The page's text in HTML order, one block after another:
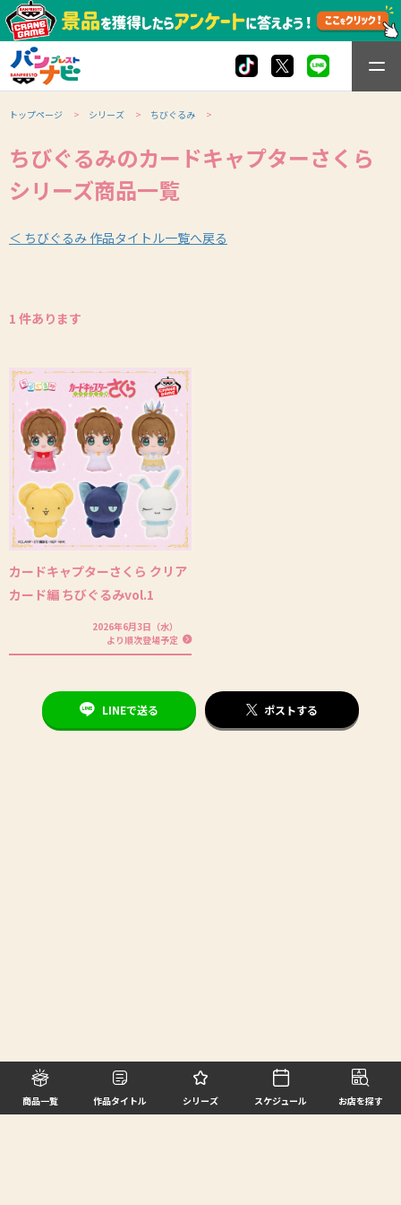
商品一覧 作品タイトル シリーズ スケジュール お店を探す
トップページ シリーズ ちびぐるみ
ちびぐるみのカードキャプターさくら
シリーズ商品一覧
＜ ちびぐるみ 作品タイトル一覧へ戻る
1 件あります
カードキャプターさくら クリア
カード編 ちびぐるみvol.1
2026年6月3日（水）
より順次登場予定
LINEで送る ポストする